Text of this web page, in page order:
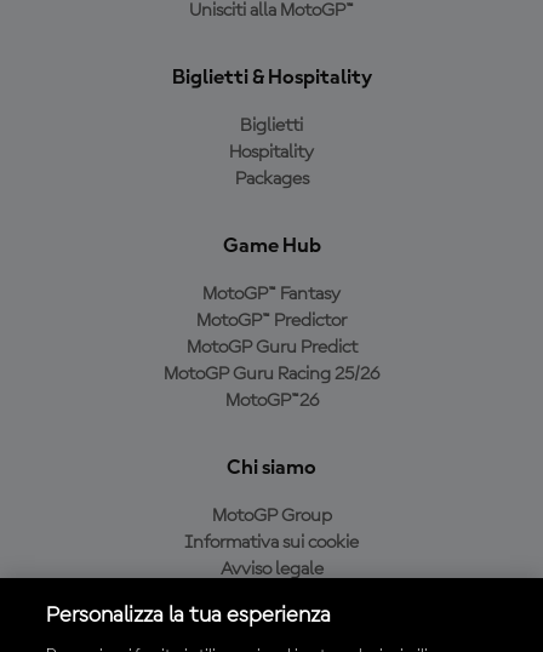
Unisciti alla MotoGP™
Biglietti & Hospitality
Biglietti
Hospitality
Packages
Game Hub
MotoGP™ Fantasy
MotoGP™ Predictor
MotoGP Guru Predict
MotoGP Guru Racing 25/26
MotoGP™26
Chi siamo
MotoGP Group
Informativa sui cookie
Avviso legale
Condizioni di acquisto
Personalizza la tua esperienza